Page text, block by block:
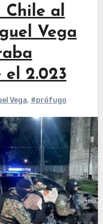
Chile al
Vega
el 2.023
Vega, #prófugo